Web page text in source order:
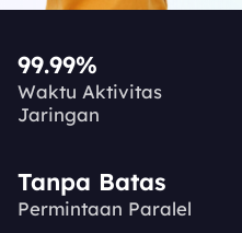
99.99%
Waktu Aktivitas
Jaringan
Tanpa Batas
Permintaan Paralel